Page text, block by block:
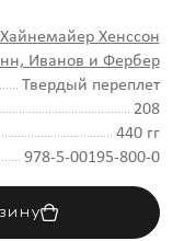
Хенссон
Иванов и Фербер
Твердый переплет
208
440 гг
978-5-00195-800-0